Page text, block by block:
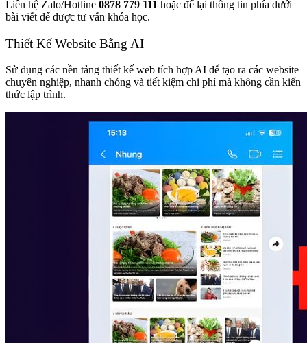
Liên hệ Zalo/Hotline 0878 779 111 hoặc để lại thông tin phía dưới
bài viết để được tư vấn khóa học.
Thiết Kế Website Bằng AI
Sử dụng các nền tảng thiết kế web tích hợp AI để tạo ra các website
chuyên nghiệp, nhanh chóng và tiết kiệm chi phí mà không cần kiến
thức lập trình.